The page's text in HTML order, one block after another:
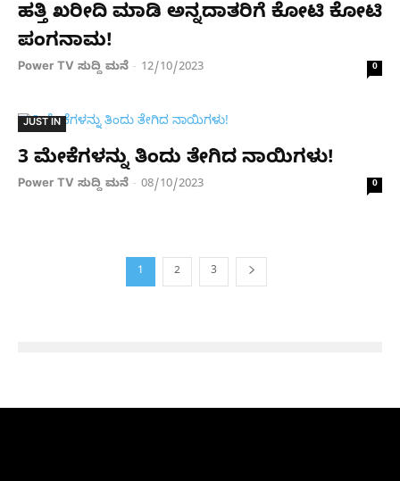
ಹತ್ತಿ ಖರೀದಿ ಮಾಡಿ ಅನ್ನದಾತರಿಗೆ ಕೋಟಿ ಕೋಟಿ
ಪಂಗನಾಮ!
Power TV ಸುದ್ದಿ ಮನೆ - 12/10/2023 0
JUST IN
3 ಮೇಕೆಗಳನ್ನು ತಿಂದು ತೇಗಿದ ನಾಯಿಗಳು!
Power TV ಸುದ್ದಿ ಮನೆ - 08/10/2023 0
1 2 3